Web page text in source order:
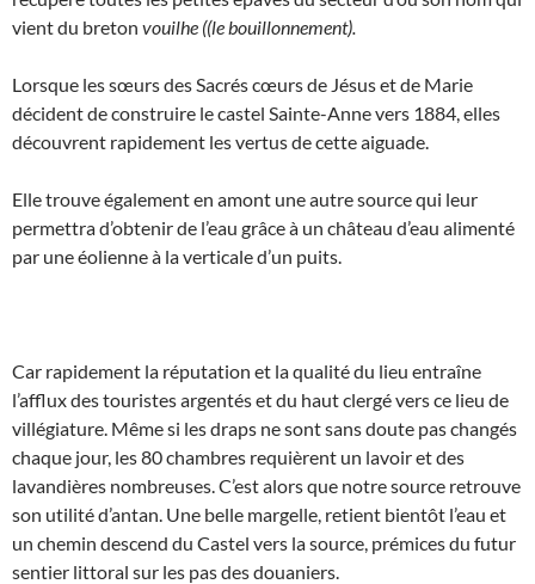
vient du breton vouilhe ((le bouillonnement).
Lorsque les sœurs des Sacrés cœurs de Jésus et de Marie
décident de construire le castel Sainte-Anne vers 1884, elles
découvrent rapidement les vertus de cette aiguade.
Elle trouve également en amont une autre source qui leur
permettra d’obtenir de l’eau grâce à un château d’eau alimenté
par une éolienne à la verticale d’un puits.
Car rapidement la réputation et la qualité du lieu entraîne
l’afflux des touristes argentés et du haut clergé vers ce lieu de
villégiature. Même si les draps ne sont sans doute pas changés
chaque jour, les 80 chambres requièrent un lavoir et des
lavandières nombreuses. C’est alors que notre source retrouve
son utilité d’antan. Une belle margelle, retient bientôt l’eau et
un chemin descend du Castel vers la source, prémices du futur
sentier littoral sur les pas des douaniers.